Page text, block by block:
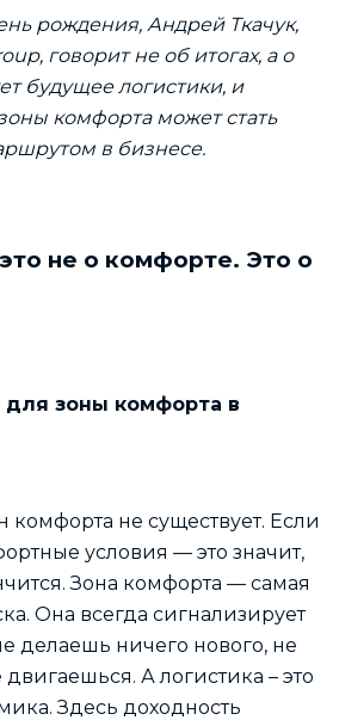
рождения, Андрей Ткачук,
говорит не об итогах, а о
будущее логистики, и
комфорта может стать
в бизнесе.
не о комфорте. Это о
зоны комфорта в
комфорта не существует. Если
условия — это значит,
Зона комфорта — самая
Она всегда сигнализирует
делаешь ничего нового, не
А логистика – это
Здесь доходность